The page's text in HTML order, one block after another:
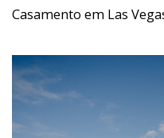
Casamento em Las